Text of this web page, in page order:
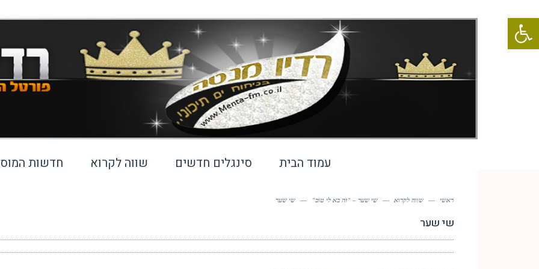
פתח סרגל נגישות
עמוד הבית סינגלים חדשים שווה לקרוא חדשות
ראשי — שווה לקרוא — שי שער – "זה בא לי טוב" — שי שער
שי שער